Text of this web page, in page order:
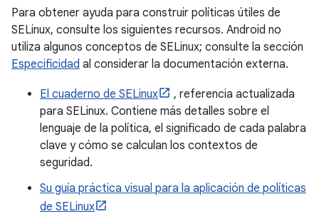
Para obtener ayuda para construir políticas útiles de
SELinux, consulte los siguientes recursos. Android no
utiliza algunos conceptos de SELinux; consulte la sección
Especificidad al considerar la documentación externa.
El cuaderno de SELinux
, referencia actualizada
para SELinux. Contiene más detalles sobre el
lenguaje de la política, el significado de cada palabra
clave y cómo se calculan los contextos de
seguridad.
Su guía práctica visual para la aplicación de políticas
de SELinux